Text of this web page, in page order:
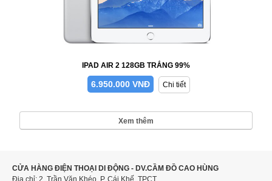
IPAD AIR 2 128GB TRẮNG 99%
6.950.000 VNĐ Chi tiết
Xem thêm
CỬA HÀNG ĐIỆN THOẠI DI ĐỘNG - DV.CẦM ĐỒ CAO HÙNG